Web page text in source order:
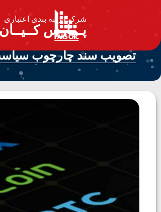
شرکت رتبه بندی اعتباری
پـــارس کــیــان
تصویب سند چارچوب